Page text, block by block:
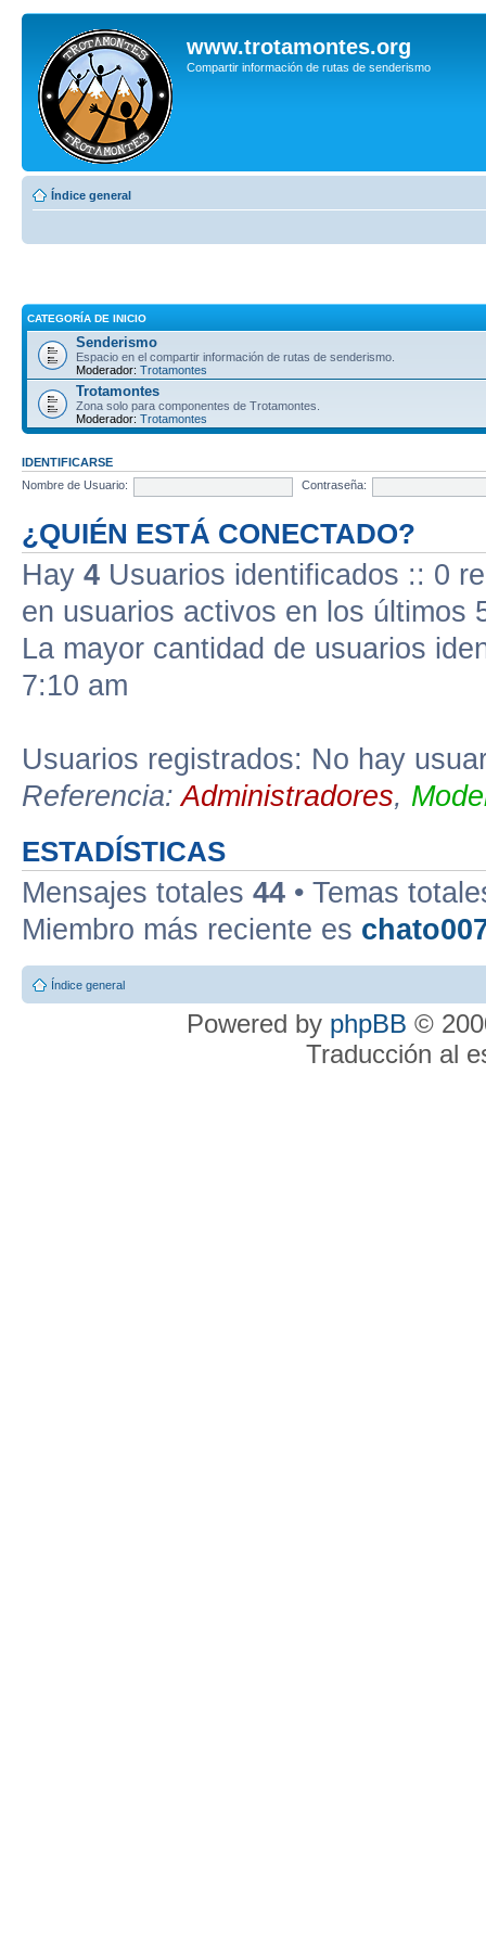
www.trotamontes.org
Compartir información de rutas de senderismo
Índice general
CATEGORÍA DE INICIO
Senderismo
Espacio en el compartir información de rutas de senderismo.
Moderador: Trotamontes
Trotamontes
Zona solo para componentes de Trotamontes.
Moderador: Trotamontes
IDENTIFICARSE
Nombre de Usuario:
Contraseña:
¿QUIÉN ESTÁ CONECTADO?
Hay 4 Usuarios identificados :: 0
en usuarios activos en los últimos
La mayor cantidad de usuarios
7:10 am
Usuarios registrados: No hay
Referencia:Administradores,
ESTADÍSTICAS
Mensajes totales 44 • Temas
Miembro más reciente es
Índice general
Powered by phpBB ©
Traducción al